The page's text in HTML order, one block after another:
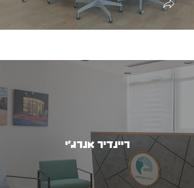
ריינדיר אנרג'י